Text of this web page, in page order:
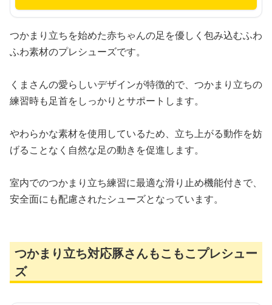
つかまり立ちを始めた赤ちゃんの足を優しく包み込むふわ
ふわ素材のプレシューズです。
くまさんの愛らしいデザインが特徴的で、つかまり立ちの
練習時も足首をしっかりとサポートします。
やわらかな素材を使用しているため、立ち上がる動作を妨
げることなく自然な足の動きを促進します。
室内でのつかまり立ち練習に最適な滑り止め機能付きで、
安全面にも配慮されたシューズとなっています。
つかまり立ち対応豚さんもこもこプレシュー
ズ